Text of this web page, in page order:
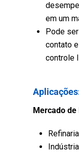
em um
Pode
contato
controle
Mercado